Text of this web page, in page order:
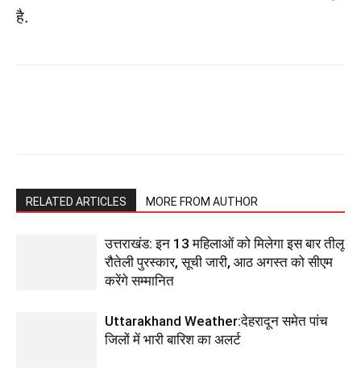
है.
RELATED ARTICLES MORE FROM AUTHOR
उत्तराखंड: इन 13 महिलाओं को मिलेगा इस बार तीलू
रौतेली पुरस्कार, सूची जारी, आठ अगस्त को सीएम
करेंगे सम्मानित
Uttarakhand Weather:देहरादून समेत पांच
जिलों में भारी बारिश का अलर्ट